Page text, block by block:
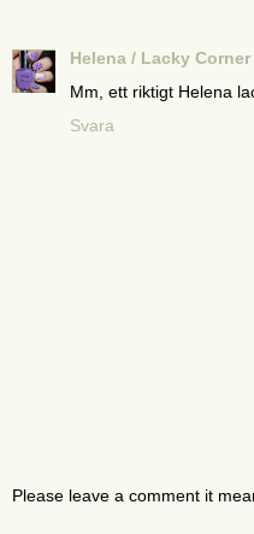
Helena / Lacky Corner
Mm, ett riktigt Helena
Svara
Please leave a comment it